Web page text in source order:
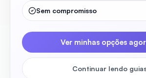
Sem compromisso
Ver minhas opções
Continuar lendo